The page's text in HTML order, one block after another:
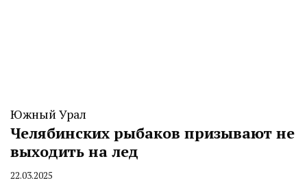
Южный Урал
Челябинских рыбаков призывают не
выходить на лед
By
22.03.2025